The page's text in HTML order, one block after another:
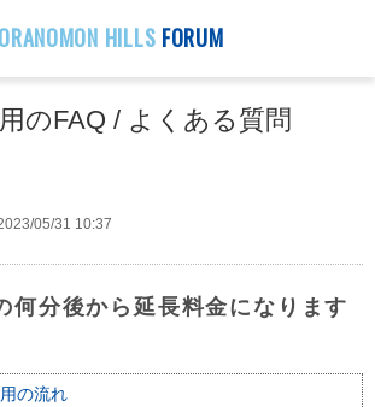
HILLS FORUM
のFAQ / よくある質問
05/31 10:37
何分後から延長料金になります
の流れ